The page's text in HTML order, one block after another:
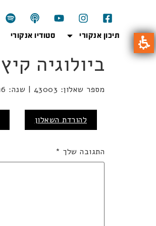
תיכון אנקורי סטודיו אנקורי
ביולוגיה קיץ 2016 43003
מספר שאלון: 43003 | שנה: 2016 | מקצוע: ביולוגיה | מועד: קיץ
להורדת השאלון
התגובה שלך *